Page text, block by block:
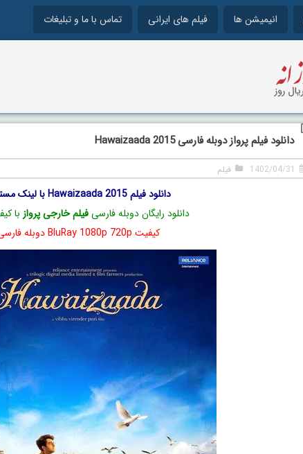
انیمیشن ها فیلم های ایرانی تماس با ما و تبلیغات
دانلود فیلم پرواز دوبله فارسی Hawaizaada 2015
1402/04/31 فیلم
دانلود فیلم Hawaizaada 2015 با لینک مستقیم
دانلود رایگان دوبله فارسیفیلم خارجی پرواز با
کیفیت BluRay 1080p 720p دوبله فارسی